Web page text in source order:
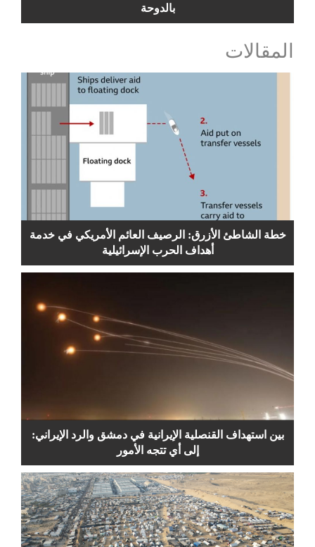
بالدوحة
المقالات
خطة الشاطئ الأزرق: الرصيف العائم الأمريكي في خدمة
أهداف الحرب الإسرائيلية
بين استهداف القنصلية الإيرانية في دمشق والرد الإيراني:
إلى أي تتجه الأمور